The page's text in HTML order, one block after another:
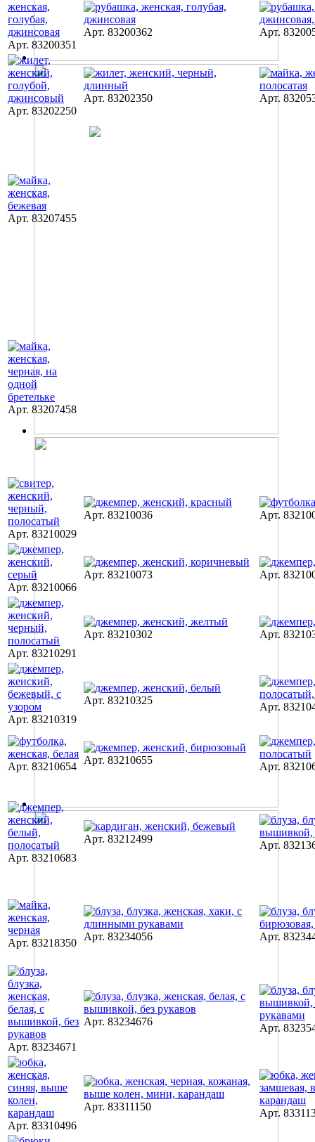
Арт. 83200351
Арт. 83200362 Арт.
Арт. 83202250
Арт. 83202350 Арт.
Арт. 83207455
Арт. 83207458
Арт. 83210029
Арт. 83210036 Арт.
Арт. 83210066
Арт. 83210073 Арт.
Арт. 83210291
Арт. 83210302 Арт.
Арт. 83210319
Арт. 83210325
Арт.
Арт. 83210654
Арт. 83210655
Арт.
Арт. 83210683
Арт. 83212499
Арт.
Арт. 83218350
Арт. 83234056 Арт.
Арт. 83234671
Арт. 83234676
Арт.
Арт. 83310496
Арт. 83311150
Арт.